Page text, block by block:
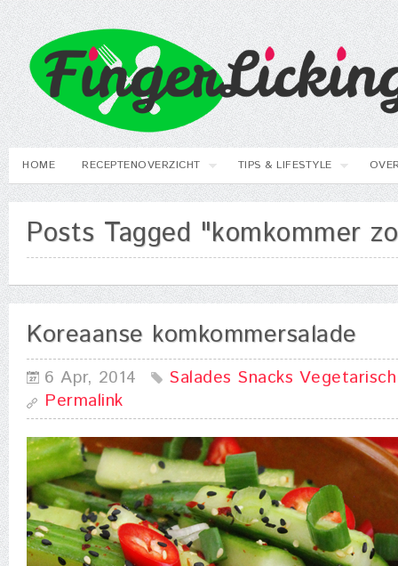
HOME RECEPTENOVERZICHT TIPS & LIFESTYLE
Posts Tagged "komkommer
Koreaanse komkommersalade
6 Apr, 2014 Salades Snacks Vegetarisch
Permalink